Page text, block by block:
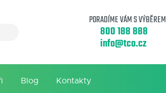
PORADÍME VÁM S VÝBĚREM
800 188 888
info@tco.cz
Blog Kontakty